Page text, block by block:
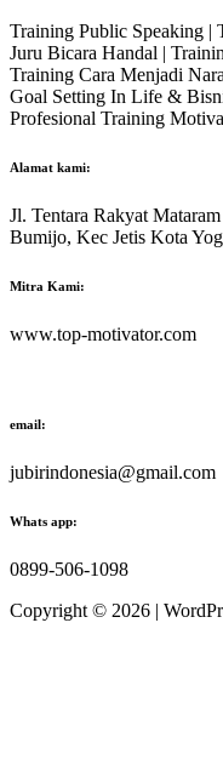
Training Public Speaking |
Juru Bicara Handal |
Training Cara Menjadi
Goal Setting In Life &
Profesional Training
Alamat kami:
Jl. Tentara Rakyat
Bumijo, Kec Jetis Kota
Mitra Kami:
www.top-motivator.com
email:
jubirindonesia@gmail.com
Whats app:
0899-506-1098
Copyright © 2026 |